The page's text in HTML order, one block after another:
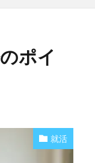
ポイ
就活